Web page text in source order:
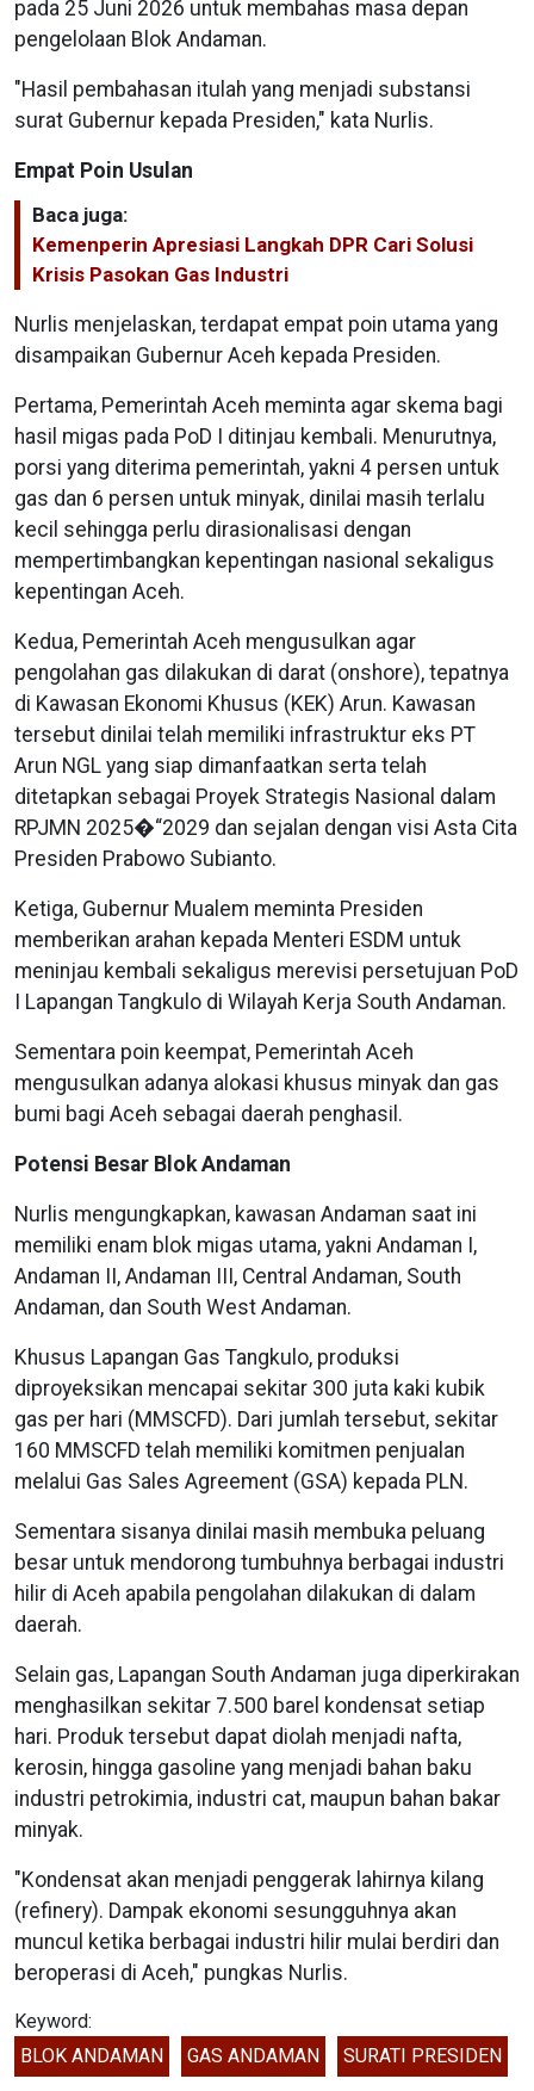
pada 25 Juni 2026 untuk membahas masa depan
pengelolaan Blok Andaman.
"Hasil pembahasan itulah yang menjadi substansi
surat Gubernur kepada Presiden," kata Nurlis.
Empat Poin Usulan
Baca juga:
Kemenperin Apresiasi Langkah DPR Cari Solusi
Krisis Pasokan Gas Industri
Nurlis menjelaskan, terdapat empat poin utama yang
disampaikan Gubernur Aceh kepada Presiden.
Pertama, Pemerintah Aceh meminta agar skema bagi
hasil migas pada PoD I ditinjau kembali. Menurutnya,
porsi yang diterima pemerintah, yakni 4 persen untuk
gas dan 6 persen untuk minyak, dinilai masih terlalu
kecil sehingga perlu dirasionalisasi dengan
mempertimbangkan kepentingan nasional sekaligus
kepentingan Aceh.
Kedua, Pemerintah Aceh mengusulkan agar
pengolahan gas dilakukan di darat (onshore), tepatnya
di Kawasan Ekonomi Khusus (KEK) Arun. Kawasan
tersebut dinilai telah memiliki infrastruktur eks PT
Arun NGL yang siap dimanfaatkan serta telah
ditetapkan sebagai Proyek Strategis Nasional dalam
RPJMN 2025�“2029 dan sejalan dengan visi Asta Cita
Presiden Prabowo Subianto.
Ketiga, Gubernur Mualem meminta Presiden
memberikan arahan kepada Menteri ESDM untuk
meninjau kembali sekaligus merevisi persetujuan PoD
I Lapangan Tangkulo di Wilayah Kerja South Andaman.
Sementara poin keempat, Pemerintah Aceh
mengusulkan adanya alokasi khusus minyak dan gas
bumi bagi Aceh sebagai daerah penghasil.
Potensi Besar Blok Andaman
Nurlis mengungkapkan, kawasan Andaman saat ini
memiliki enam blok migas utama, yakni Andaman I,
Andaman II, Andaman III, Central Andaman, South
Andaman, dan South West Andaman.
Khusus Lapangan Gas Tangkulo, produksi
diproyeksikan mencapai sekitar 300 juta kaki kubik
gas per hari (MMSCFD). Dari jumlah tersebut, sekitar
160 MMSCFD telah memiliki komitmen penjualan
melalui Gas Sales Agreement (GSA) kepada PLN.
Sementara sisanya dinilai masih membuka peluang
besar untuk mendorong tumbuhnya berbagai industri
hilir di Aceh apabila pengolahan dilakukan di dalam
daerah.
Selain gas, Lapangan South Andaman juga diperkirakan
menghasilkan sekitar 7.500 barel kondensat setiap
hari. Produk tersebut dapat diolah menjadi nafta,
kerosin, hingga gasoline yang menjadi bahan baku
industri petrokimia, industri cat, maupun bahan bakar
minyak.
"Kondensat akan menjadi penggerak lahirnya kilang
(refinery). Dampak ekonomi sesungguhnya akan
muncul ketika berbagai industri hilir mulai berdiri dan
beroperasi di Aceh," pungkas Nurlis.
Keyword:
BLOK ANDAMAN
GAS ANDAMAN SURATI PRESIDEN